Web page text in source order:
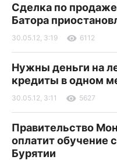
Сделка по продаже
Батора
30.05.12, 3:19 6112
Нужны деньги на
кредиты в одном
30.05.12, 3:11 5627
Правительство
оплатит обучение
Бурятии